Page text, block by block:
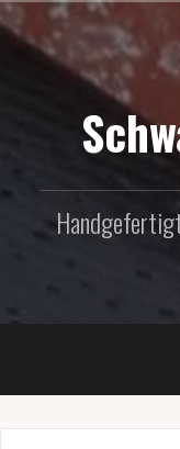
Zum
Inhalt
springen